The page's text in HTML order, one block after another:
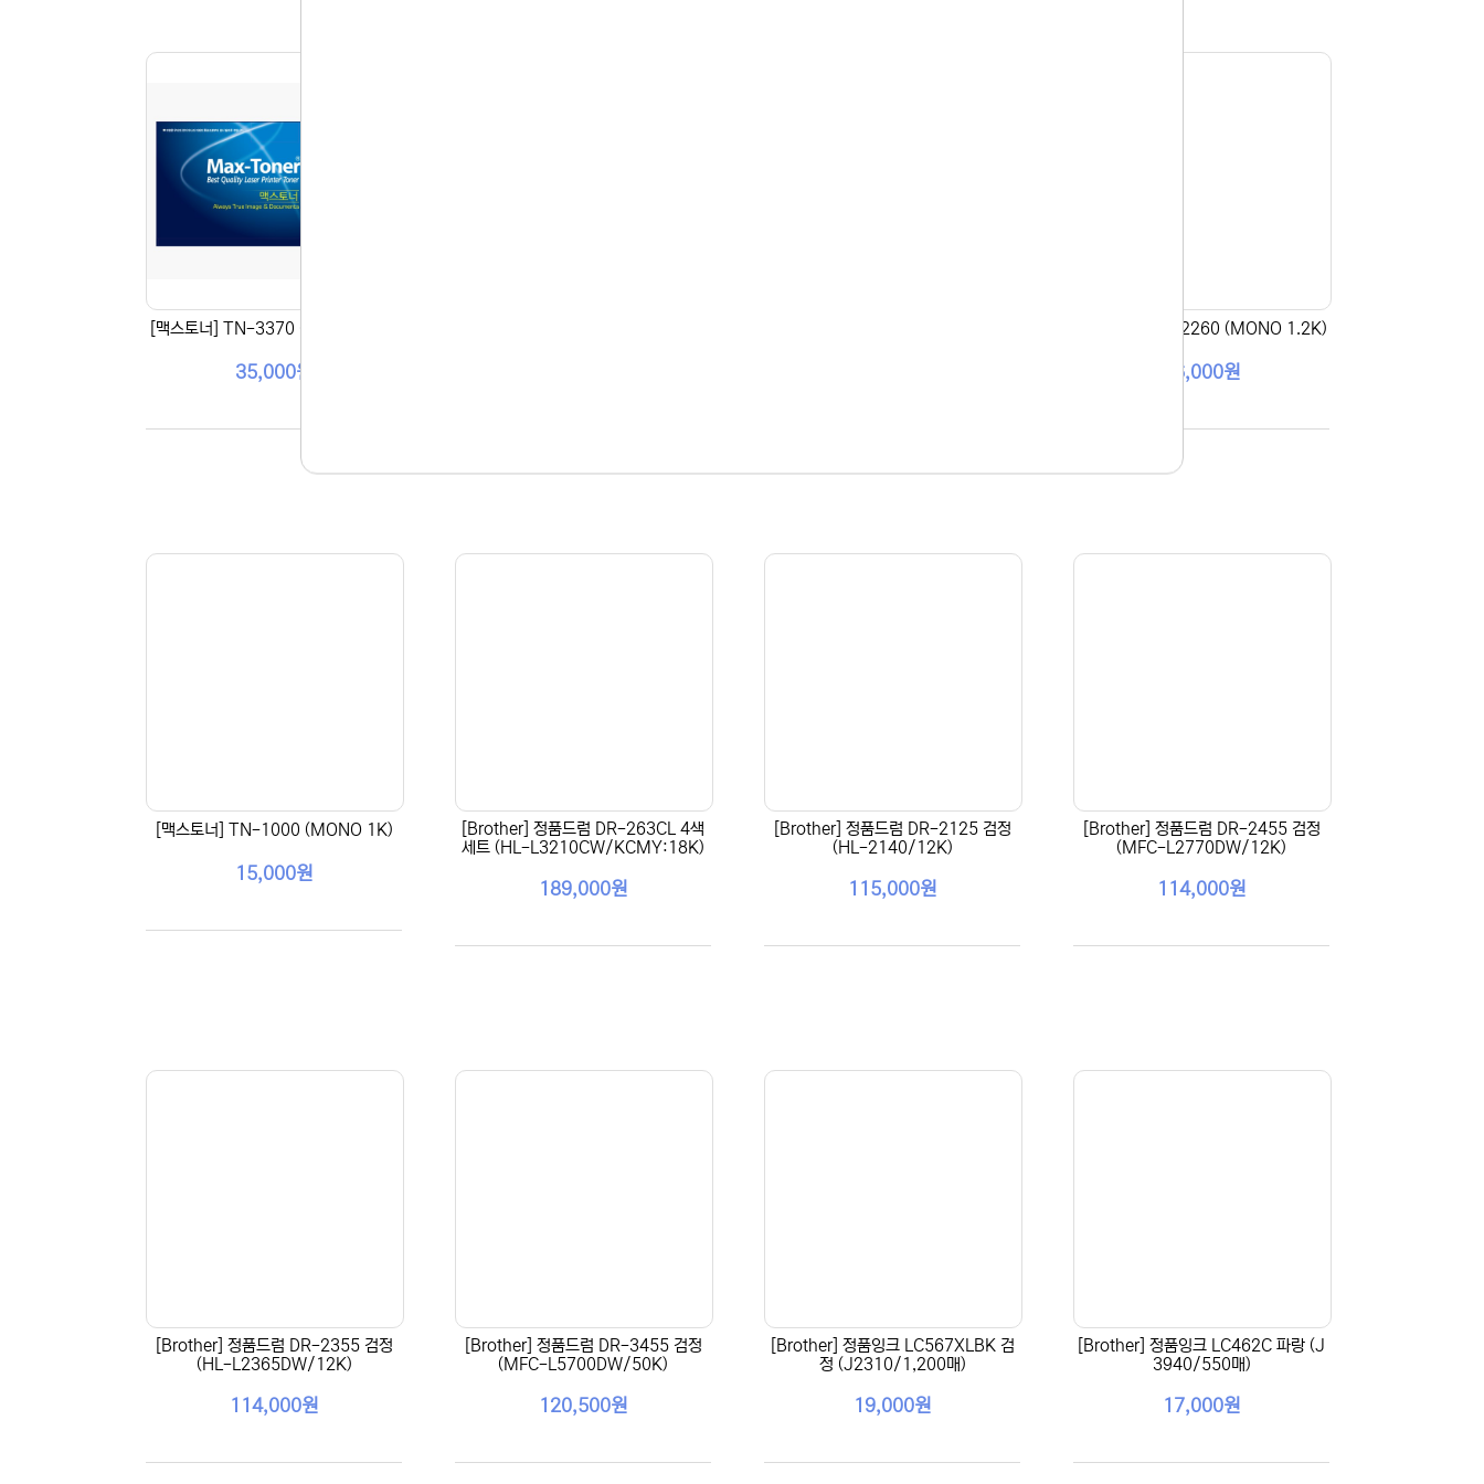
[맥스토너] TN-3370 (MONO 13K)
35,000원
[맥스토너] TN-2260 (MONO 1.2K)
16,000원
[맥스토너] TN-1000 (MONO 1K)
15,000원
[Brother] 정품드럼 DR-263CL 4색
세트 (HL-L3210CW/KCMY:18K)
189,000원
[Brother] 정품드럼 DR-2125 검정
(HL-2140/12K)
115,000원
[Brother] 정품드럼 DR-2455 검정
(MFC-L2770DW/12K)
114,000원
[Brother] 정품드럼 DR-2355 검정
(HL-L2365DW/12K)
114,000원
[Brother] 정품드럼 DR-3455 검정
(MFC-L5700DW/50K)
120,500원
[Brother] 정품잉크 LC567XLBK 검
정 (J2310/1,200매)
19,000원
[Brother] 정품잉크 LC462C 파랑 (J
3940/550매)
17,000원